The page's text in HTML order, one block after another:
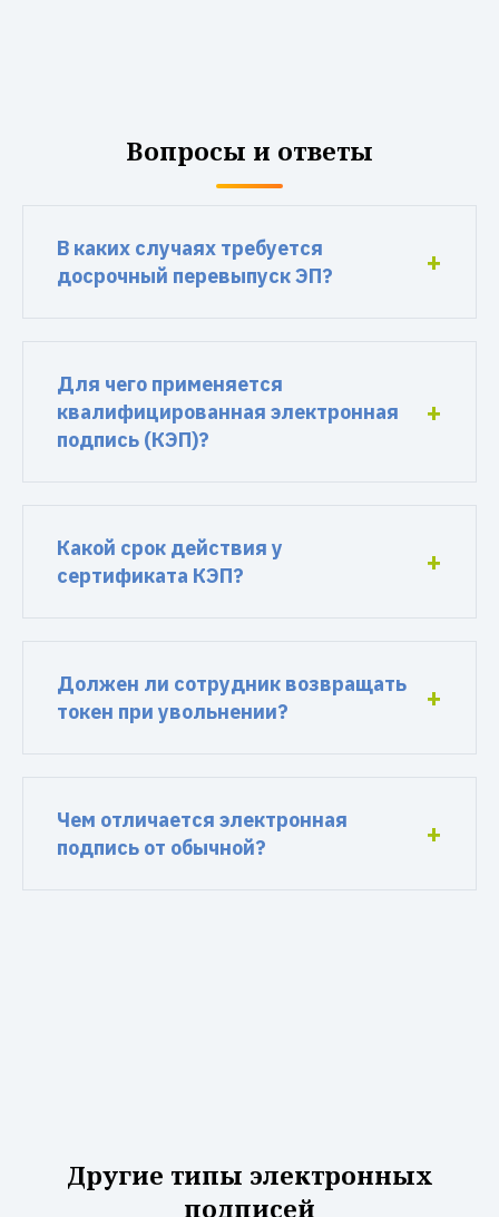
Вопросы и ответы
В каких случаях требуется
досрочный перевыпуск ЭП?
Для чего применяется
квалифицированная электронная
подпись (КЭП)?
Какой срок действия у
сертификата КЭП?
Должен ли сотрудник возвращать
токен при увольнении?
Чем отличается электронная
подпись от обычной?
Другие типы электронных
подписей